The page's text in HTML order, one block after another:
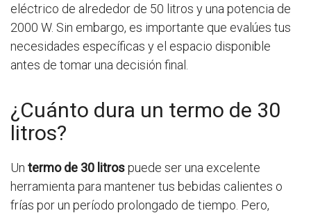
eléctrico de alrededor de 50 litros y una potencia de
2000 W. Sin embargo, es importante que evalúes tus
necesidades específicas y el espacio disponible
antes de tomar una decisión final.
¿Cuánto dura un termo de 30
litros?
Un termo de 30 litrospuede ser una excelente
herramienta para mantener tus bebidas calientes o
frías por un período prolongado de tiempo. Pero,